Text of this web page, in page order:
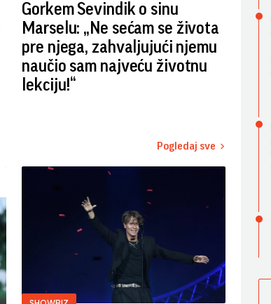
Gorkem Sevindik o sinu
Marselu: „Ne sećam se života
pre njega, zahvaljujući njemu
naučio sam najveću životnu
lekciju!“
Pogledaj sve